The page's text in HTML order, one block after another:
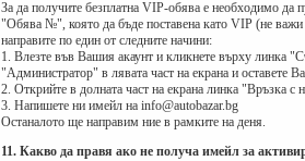
За да получите безплатна VIP-обява е необходимо да
"Обява №", която да бъде поставена като VIP (не
направите по един от следните начини:
1. Влезте във Вашия акаунт и кликнете върху линка
"Администратор" в лявата част на екрана и оставете
2. Открийте в долната част на екрана линка "Връзка с
3. Напишете ни имейл на info@autobazar.bg
Останалото ще направим ние в рамките на деня.
11. Какво да правя ако не получа имейл за